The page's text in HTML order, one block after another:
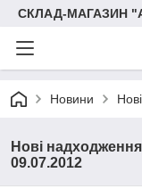
СКЛАД-МАГАЗИН
Новини
Нові
09.07.2012